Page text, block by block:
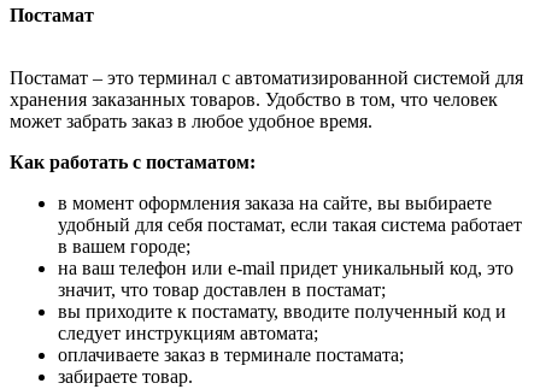
Постамат
Постамат – это терминал с автоматизированной системой для
хранения заказанных товаров. Удобство в том, что человек
может забрать заказ в любое удобное время.
Как работать с постаматом:
в момент оформления заказа на сайте, вы выбираете
удобный для себя постамат, если такая система работает
в вашем городе;
на ваш телефон или e-mail придет уникальный код, это
значит, что товар доставлен в постамат;
вы приходите к постамату, вводите полученный код и
следует инструкциям автомата;
оплачиваете заказ в терминале постамата;
забираете товар.